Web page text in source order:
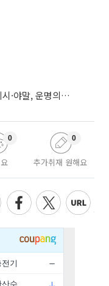
“19년 전 품에 안긴 아기와 결승”…메시·야말, 운명의 왕좌 대결
0
추가취재 원해요
0